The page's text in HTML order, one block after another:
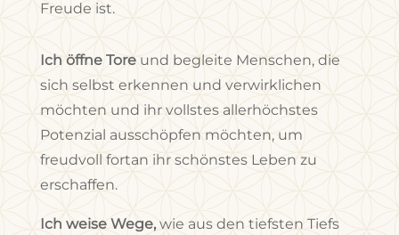
Freude ist.
Ich öffne Toreund begleite Menschen, die
sich selbst erkennen und verwirklichen
möchten und ihr vollstes allerhöchstes
Potenzial ausschöpfen möchten, um
freudvoll fortan ihr schönstes Leben zu
erschaffen.
Ich weise Wege,wie aus den tiefsten Tiefs